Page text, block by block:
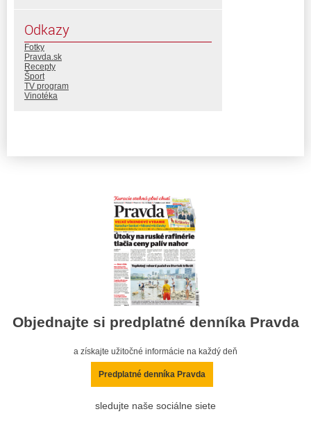
Odkazy
Fotky
Pravda.sk
Recepty
Šport
TV program
Vinotéka
Objednajte si predplatné denníka Pravda
a získajte užitočné informácie na každý deň
Predplatné denníka Pravda
sledujte naše sociálne siete